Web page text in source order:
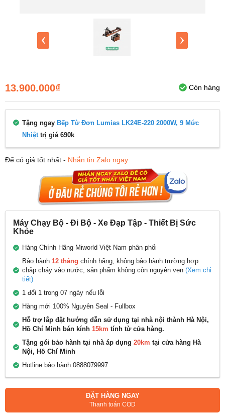
‹ ›
13.900.000₫ Còn hàng
Tặng ngay Bếp Từ Đơn Lumias LK24E-220 2000W, 9 Mức
Nhiệt trị giá 690k
Để có giá tốt nhất - Nhắn tin Zalo ngay
Máy Chạy Bộ - Đi Bộ - Xe Đạp Tập - Thiết Bị Sức
Khỏe
Hàng Chính Hãng Miworld Việt Nam phân phối
Bảo hành 12 tháng chính hãng, không bảo hành trường hợp
chập cháy vào nước, sản phẩm không còn nguyên vẹn (Xem chi
tiết)
1 đổi 1 trong 07 ngày nếu lỗi
Hàng mới 100% Nguyên Seal - Fullbox
Hỗ trợ lắp đặt hướng dẫn sử dụng tại nhà nội thành Hà Nội,
Hồ Chí Minh bán kính 15km tính từ cửa hàng.
Tặng gói bảo hành tại nhà áp dụng 20km tại cửa hàng Hà
Nội, Hồ Chí Minh
Hotline bảo hành 0888079997
ĐẶT HÀNG NGAY
Thanh toán COD